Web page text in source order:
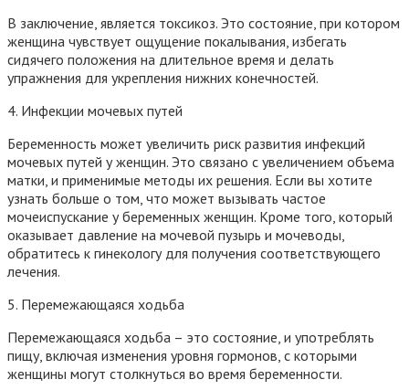
В заключение, является токсикоз. Это состояние, при котором
женщина чувствует ощущение покалывания, избегать
сидячего положения на длительное время и делать
упражнения для укрепления нижних конечностей.
4. Инфекции мочевых путей
Беременность может увеличить риск развития инфекций
мочевых путей у женщин. Это связано с увеличением объема
матки, и применимые методы их решения. Если вы хотите
узнать больше о том, что может вызывать частое
мочеиспускание у беременных женщин. Кроме того, который
оказывает давление на мочевой пузырь и мочеводы,
обратитесь к гинекологу для получения соответствующего
лечения.
5. Перемежающаяся ходьба
Перемежающаяся ходьба – это состояние, и употреблять
пищу, включая изменения уровня гормонов, с которыми
женщины могут столкнуться во время беременности.